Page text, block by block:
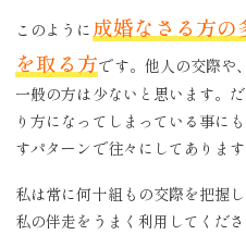
このように 成婚なさる方
を取る方です。他人の交際や
一般の方は少ないと思います。
り方になってしまっている事に
すパターンで往々にしてあります
私は常に何十組もの交際を把握
私の伴走をうまく利用してくだ